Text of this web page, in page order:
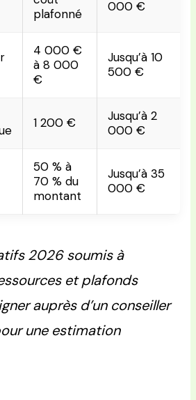
plafonné
000 €
4 000 €
à 8 000
€
Jusqu’à 10
500 €
1 200 €
Jusqu’à 2
000 €
50 % à
70 % du
montant
Jusqu’à 35
000 €
2026 soumis à
et plafonds
auprès d’un conseiller
une estimation